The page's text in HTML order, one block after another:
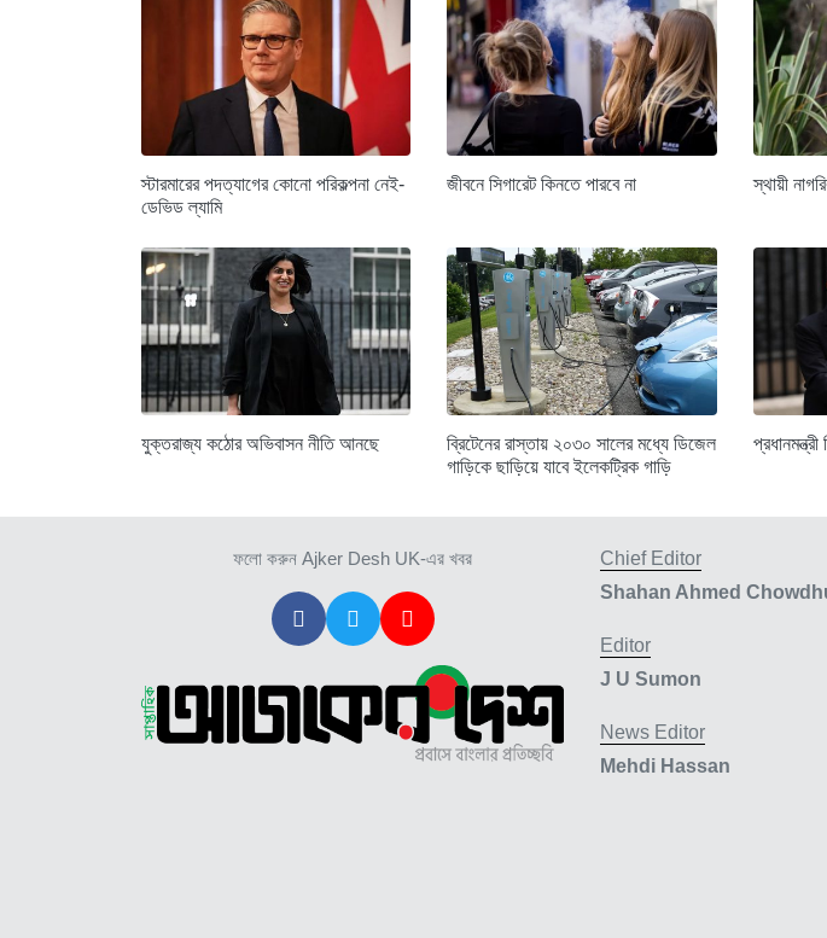
স্টারমারের পদত্যাগের কোনো পরিকল্পনা নেই-
ডেভিড ল্যামি
জীবনে সিগারেট কিনতে পারবে না স্থায়ী
যুক্তরাজ্য কঠোর অভিবাসন নীতি আনছে
ব্রিটেনের রাস্তায় ২০৩০ সালের মধ্যে ডিজেল
গাড়িকে ছাড়িয়ে যাবে ইলেকট্রিক গাড়ি
ফলো করুন Ajker Desh UK-এর খবর
Chief Editor
Shahan Ahmed
Editor
J U Sumon
News Editor
Mehdi Hassan